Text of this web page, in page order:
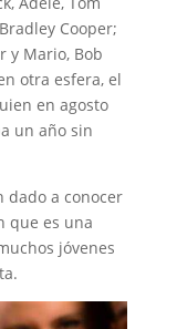
Cooper;
y Mario, Bob
otra esfera, el
en agosto
un año sin
dado a conocer
que es una
jóvenes